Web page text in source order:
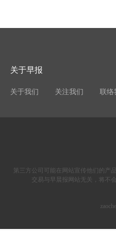
关于早报
关于我们 关注我们 联络
第三方公司可能在网站宣传他们的产
交易与早晨报网站无关，将不